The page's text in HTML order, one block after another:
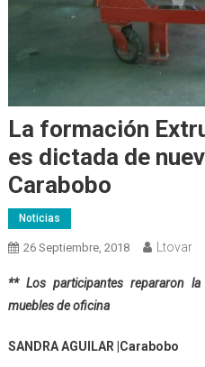
La formación
es dictada de
Carabobo
Noticias
26 Septiembre, 2018 Ltovar
** Los participantes repararon
muebles de oficina
SANDRA AGUILAR |Carabobo